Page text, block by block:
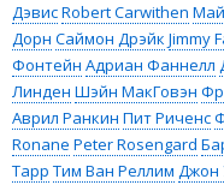
ДэвисRobert Carwithen
Дорн Саймон Дрэйк Jimmy
Фонтейн Адриан Фаннелл
Линден Шэйн МакГовэн
Аврил Ранкин Пит Риченс
Ronane Peter Rosengard
Тарр Тим Ван Реллим Джон